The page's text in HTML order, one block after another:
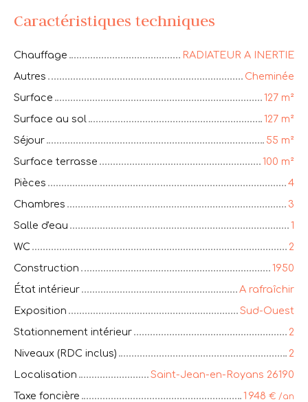
Caractéristiques techniques
Chauffage
RADIATEUR A INERTIE
Autres
Cheminée
Surface
127 m²
Surface au sol
127 m²
Séjour
55 m²
Surface terrasse
100 m²
Pièces
4
Chambres
3
Salle d'eau
1
WC
2
Construction
1950
État intérieur
A rafraîchir
Exposition
Sud-Ouest
Stationnement intérieur
2
Niveaux (RDC inclus)
2
Localisation
Saint-Jean-en-Royans 26190
Taxe foncière
1 948 € /an